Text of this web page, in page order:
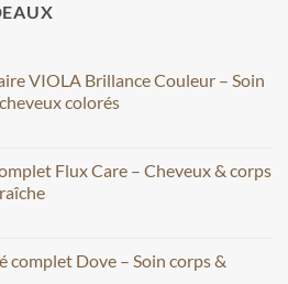
VIOLA Brillance Couleur – Soin
colorés
Flux Care – Cheveux & corps
complet Dove – Soin corps &